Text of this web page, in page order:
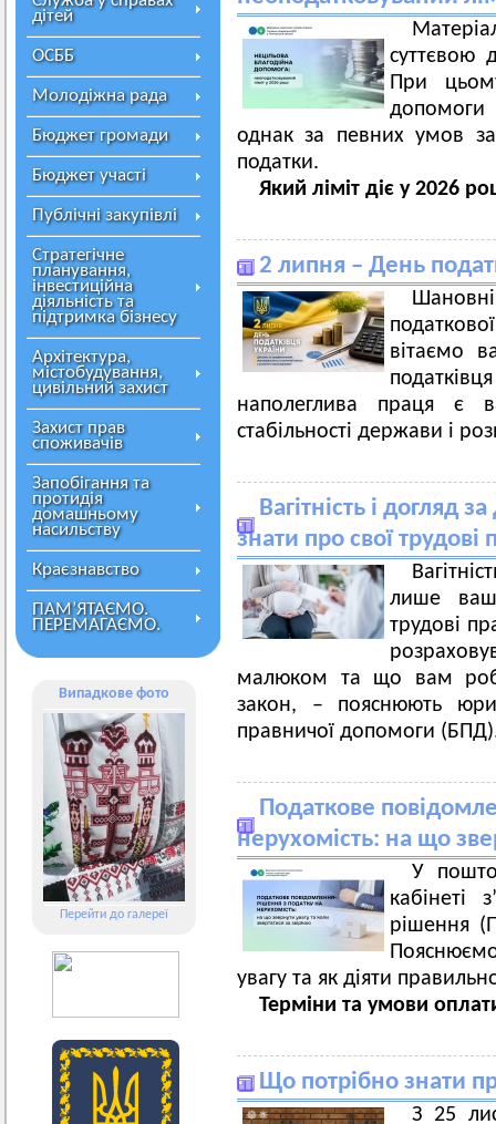
дітей
ОСББ
Молодіжна рада
Бюджет громади
Бюджет участі
Публічні закупівлі
Стратегічне
планування,
інвестиційна
діяльність та
підтримка бізнесу
Архітектура,
містобудування,
цивільний захист
Захист прав
споживачів
Запобігання та
протидія
домашньому
насильству
Краєзнавство
ПАМ’ЯТАЄМО.
ПЕРЕМАГАЄМО.
Випадкове фото
Перейти до галереї
суттєвою
При
допомоги
однак за певних умов за
податки.
Який ліміт діє у 2026
2 липня – День
вітаємо
наполеглива праця є
стабільності держави і
Вагітність і догляд
знати про свої трудові
лише
трудові
малюком та що вам
закон, – пояснюють
правничої допомоги
Податкове
нерухомість: на що
У
кабінеті
рішення
увагу та як діяти
Терміни та умови
Що потрібно знати
З 25